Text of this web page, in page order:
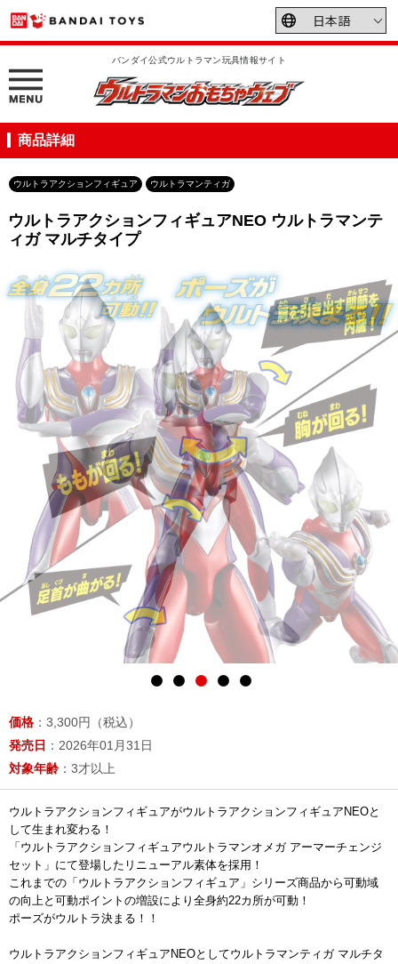
バンダイ公式ウルトラマン玩具情報サイト
商品詳細
ウルトラアクションフィギュア ウルトラマンティガ
ウルトラアクションフィギュアNEO ウルトラマンテ
ィガ マルチタイプ
価格 ：3,300円（税込）
発売日 ：2026年01月31日
対象年齢 ：3才以上
ウルトラアクションフィギュアがウルトラアクションフィギュアNEOと
して生まれ変わる！
「ウルトラアクションフィギュアウルトラマンオメガ アーマーチェンジ
セット」にて登場したリニューアル素体を採用！
これまでの「ウルトラアクションフィギュア」シリーズ商品から可動域
の向上と可動ポイントの増設により全身約22カ所が可動！
ポーズがウルトラ決まる！！
ウルトラアクションフィギュアNEOとしてウルトラマンティガ マルチタ